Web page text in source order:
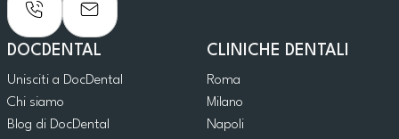
DOCDENTAL
Unisciti a DocDental
Chi siamo
Blog di DocDental
CLINICHE DENTALI
Roma
Milano
Napoli